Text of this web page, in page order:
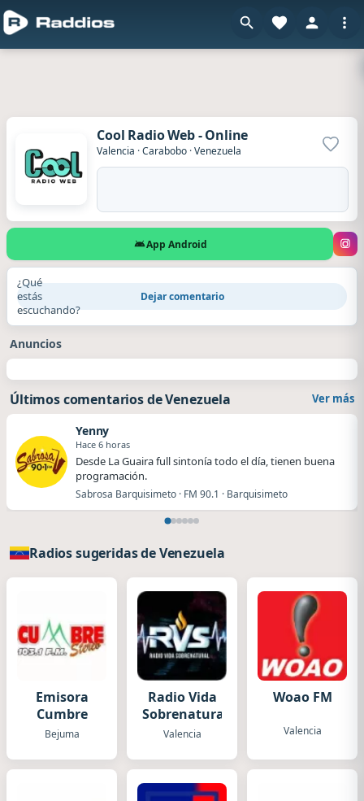
Cool Radio Web - Online
Valencia ·Carabobo ·Venezuela
App Android
¿Qué
estás
escuchando?
Dejar comentario
Anuncios
Últimos comentarios de Venezuela Ver más
Yenny
Hace 6 horas
Desde La Guaira full sintonía todo el día, tienen buena
programación.
Sabrosa Barquisimeto · FM 90.1 · Barquisimeto
Radios sugeridas de Venezuela
Emisora
Cumbre
Bejuma
Radio Vida
Sobrenatural
Valencia
Woao FM
Valencia